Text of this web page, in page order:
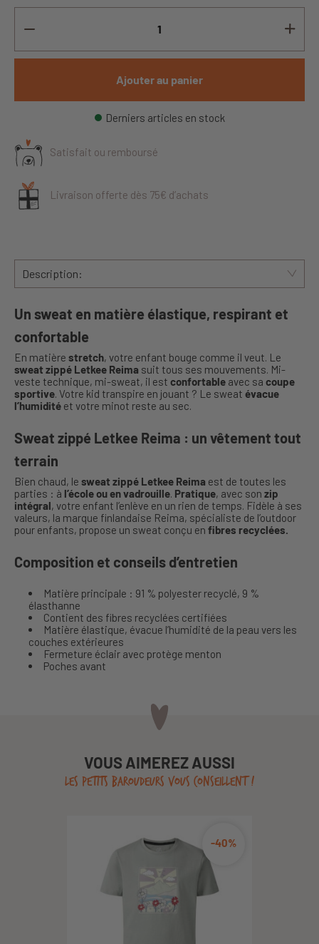
Ajouter au panier
Derniers articles en stock
Satisfait ou remboursé
Livraison offerte dès 75€ d’achats
Description:
Un sweat en matière élastique, respirant et
confortable
En matière stretch, votre enfant bouge comme il veut. Le
sweat zippé Letkee Reima suit tous ses mouvements. Mi-
veste technique, mi-sweat, il est confortable avec sa coupe
sportive. Votre kid transpire en jouant ? Le sweat évacue
l’humidité et votre minot reste au sec.
Sweat zippé Letkee Reima : un vêtement tout
terrain
Bien chaud, le sweat zippé Letkee Reima est de toutes les
parties : à l’école ou en vadrouille. Pratique, avec son zip
intégral, votre enfant l’enlève en un rien de temps. Fidèle à ses
valeurs, la marque finlandaise Reima, spécialiste de l’outdoor
pour enfants, propose un sweat conçu en fibres recyclées.
Composition et conseils d’entretien
Matière principale : 91 % polyester recyclé, 9 %
élasthanne
Contient des fibres recyclées certifiées
Matière élastique, évacue l’humidité de la peau vers les
couches extérieures
Fermeture éclair avec protège menton
Poches avant
VOUS AIMEREZ AUSSI
LES PETITS BAROUDEURS VOUS CONSEILLENT !
-40%